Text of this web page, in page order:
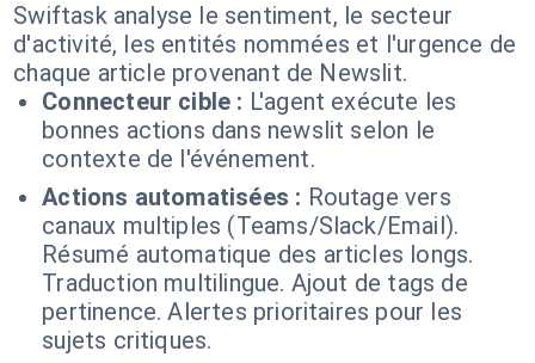
Swiftask analyse le sentiment, le secteur
d'activité, les entités nommées et l'urgence de
chaque article provenant de Newslit.
Connecteur cible : L'agent exécute les
bonnes actions dans newslit selon le
contexte de l'événement.
Actions automatisées : Routage vers
canaux multiples (Teams/Slack/Email).
Résumé automatique des articles longs.
Traduction multilingue. Ajout de tags de
pertinence. Alertes prioritaires pour les
sujets critiques.